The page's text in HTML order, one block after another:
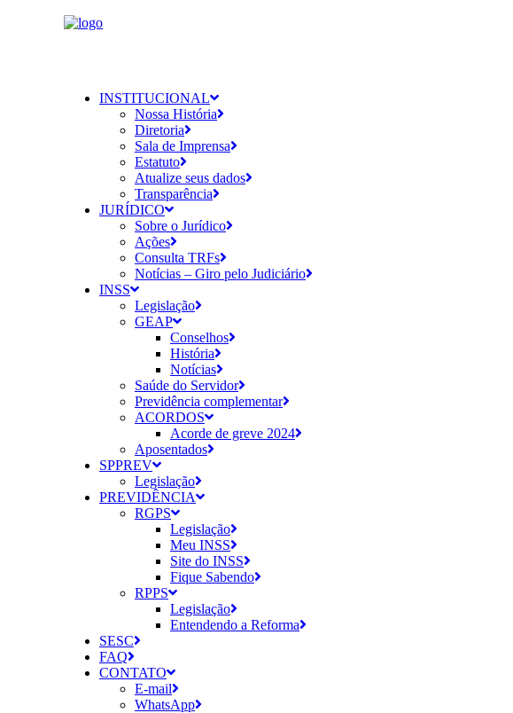
INSTITUCIONAL
Nossa História
Diretoria
Sala de Imprensa
Estatuto
Atualize seus dados
Transparência
JURÍDICO
Sobre o Jurídico
Ações
Consulta TRFs
Notícias – Giro pelo Judiciário
INSS
Legislação
GEAP
Conselhos
História
Notícias
Saúde do Servidor
Previdência complementar
ACORDOS
Acorde de greve 2024
Aposentados
SPPREV
Legislação
PREVIDÊNCIA
RGPS
Legislação
Meu INSS
Site do INSS
Fique Sabendo
RPPS
Legislação
Entendendo a Reforma
SESC
FAQ
CONTATO
E-mail
WhatsApp